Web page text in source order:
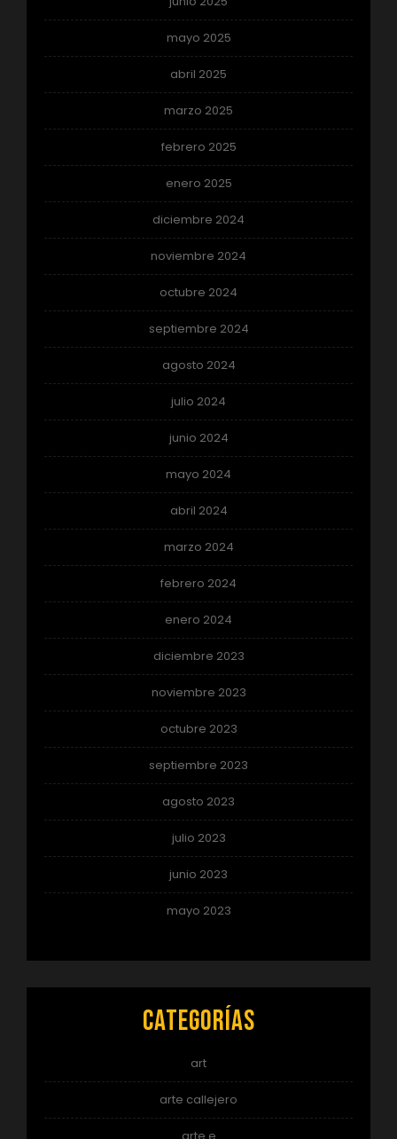
mayo 2025
abril 2025
marzo 2025
febrero 2025
enero 2025
diciembre 2024
noviembre 2024
octubre 2024
septiembre 2024
agosto 2024
julio 2024
junio 2024
mayo 2024
abril 2024
marzo 2024
febrero 2024
enero 2024
diciembre 2023
noviembre 2023
octubre 2023
septiembre 2023
agosto 2023
julio 2023
junio 2023
mayo 2023
Categorías
art
arte callejero